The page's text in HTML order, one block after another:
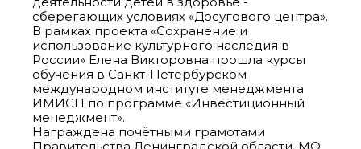
сберегающих условиях «Досугового центра».
В рамках проекта «Сохранение и
использование культурного наследия в
России» Елена Викторовна прошла курсы
обучения в Санкт-Петербурском
международном институте менеджмента
ИМИСП по программе «Инвестиционный
менеджмент».
Награждена почётными грамотами